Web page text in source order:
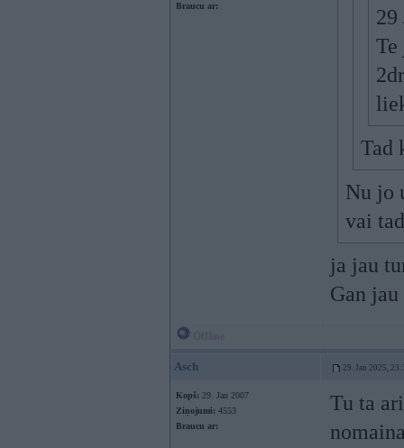
Braucu ar:
29
Te
Tad
Nu jo
vai
ja jau
Gan
Asch 29. Jan 2025,
Kopš: 29. Jan 2007
Ziņojumi: 4553
Braucu ar:
Tu ta